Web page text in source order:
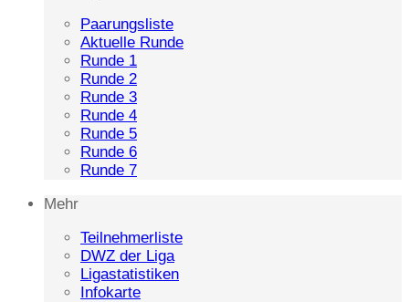
Paarungsliste
Aktuelle Runde
Runde 1
Runde 2
Runde 3
Runde 4
Runde 5
Runde 6
Runde 7
Mehr
Teilnehmerliste
DWZ der Liga
Ligastatistiken
Infokarte